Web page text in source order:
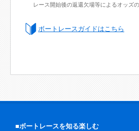
レース開始後の返還欠場等によるオッズ
ボートレースガイドはこちら
■ボートレースを知る楽しむ